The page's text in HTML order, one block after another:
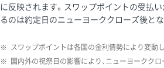
に反映されます。スワップポイントの受払い
るのは約定日のニューヨーククローズ後とな
※ スワップポイントは各国の金利情勢により変動し
※
国内外の祝祭日の影響により、ニューヨークク